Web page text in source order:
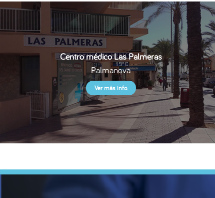
Centro médico Las Palmeras
Palmanova
Ver más info.